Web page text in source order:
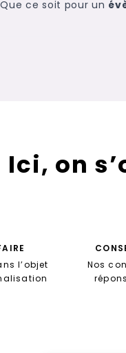
Que ce soit pour un
et
des
publicitaires
Pensez par exemple à
Ici, on
l’objet
Nos